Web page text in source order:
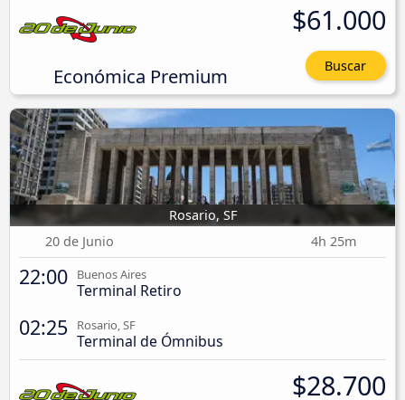
Económica Premium
$61.000
Buscar
Rosario, SF
20 de Junio
4h 25m
22:00 Buenos Aires
Terminal Retiro
02:25 Rosario, SF
Terminal de Ómnibus
$28.700